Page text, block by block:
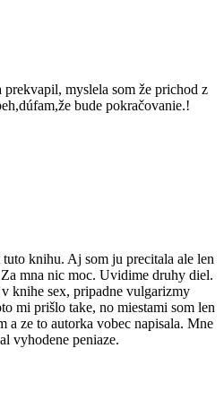
myslela som že prichod z
bude pokračovanie.!
knihu. Aj som ju precitala ale len
mna nic moc. Uvidime druhy diel.
knihe sex, pripadne vulgarizmy
mi prišlo take, no miestami som len
a ze to autorka vobec napisala. Mne
vyhodene peniaze.